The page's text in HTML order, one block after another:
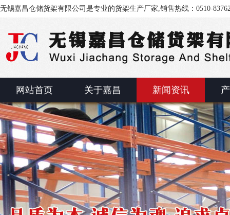
无锡嘉昌仓储货架有限公司是专业的货架生产厂家,销售热线：0510-
网站首页 关于嘉昌 新闻资讯